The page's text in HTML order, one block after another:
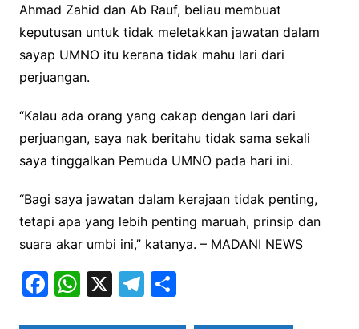
Ahmad Zahid dan Ab Rauf, beliau membuat
keputusan untuk tidak meletakkan jawatan dalam
sayap UMNO itu kerana tidak mahu lari dari
perjuangan.
“Kalau ada orang yang cakap dengan lari dari
perjuangan, saya nak beritahu tidak sama sekali
saya tinggalkan Pemuda UMNO pada hari ini.
“Bagi saya jawatan dalam kerajaan tidak penting,
tetapi apa yang lebih penting maruah, prinsip dan
suara akar umbi ini,” katanya. – MADANI NEWS
F W X T S